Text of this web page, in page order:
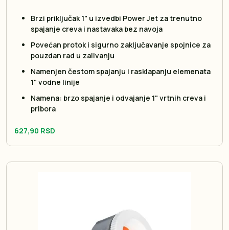
Brzi priključak 1" u izvedbi Power Jet za trenutno
spajanje creva i nastavaka bez navoja
Povećan protok i sigurno zaključavanje spojnice za
pouzdan rad u zalivanju
Namenjen čestom spajanju i rasklapanju elemenata
1" vodne linije
Namena: brzo spajanje i odvajanje 1" vrtnih creva i
pribora
627,90 RSD